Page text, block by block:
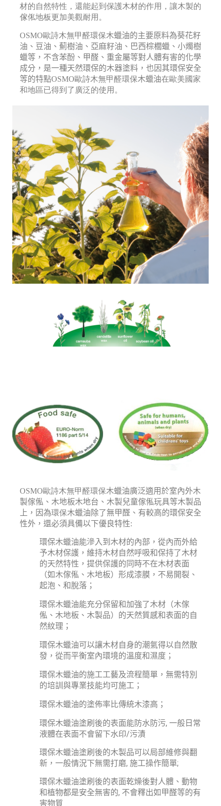
材的自然特性，還能起到保護木材的作用，讓木製的
傢俬地板更加美觀耐用。
OSMO歐詩木無甲醛環保木蠟油的主要原料為葵花籽
油、豆油、薊樹油、亞麻籽油、巴西棕櫚蠟、小燭樹
蠟等，不含苯酚、甲醛、重金屬等對人體有害的化學
成分，是一種天然環保的木器塗料，也因其環保安全
等的特點OSMO歐詩木無甲醛環保木蠟油在歐美國家
和地區已得到了廣泛的使用。
OSMO歐詩木無甲醛環保木蠟油廣泛適用於室內外木
製傢俬、木地板木地台、木製兒童傢俬玩具等木製品
上，因為環保木蠟油除了無甲醛、有較高的環保安全
性外，還必須具備以下優良特性:
環保木蠟油能滲入到木材的內部，從內而外給
予木材保護，維持木材自然呼吸和保持了木材
的天然特性，提供保護的同時不在木材表面
（如木傢俬、木地板）形成漆膜，不易開裂、
起泡、和脫落；
環保木蠟油能充分保留和加強了木材（木傢
俬、木地板、木製品）的天然質感和表面的自
然紋理；
環保木蠟油可以讓木材自身的潮氣得以自然散
發，從而平衡室內環境的溫度和濕度；
環保木蠟油的施工工藝及流程簡單，無需特別
的培訓與專業技能均可施工；
環保木蠟油的塗佈率比傳統木漆高；
環保木蠟油塗刷後的表面能防水防污, 一般日常
液體在表面不會留下水印/污漬
環保木蠟油塗刷後的木製品可以局部維修與翻
新，一般情況下無需打磨, 施工操作簡單;
環保木蠟油塗刷後的表面乾燥後對人體、動物
和植物都是安全無害的, 不會釋出如甲醛等的有
害物質